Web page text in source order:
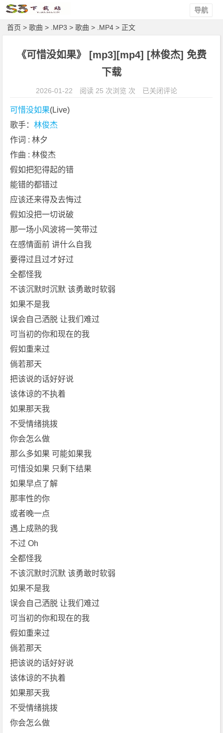
导航
首页 >歌曲 > .MP3 >歌曲 > .MP4 > 正文
《可惜没如果》 [mp3][mp4] [林俊杰] 免费
下载
2026-01-22 阅读 25 次浏览 次
《可
已关闭评论
可惜没如果(Live)
歌手：林俊杰
作词 : 林夕
作曲 : 林俊杰
假如把犯得起的错
能错的都错过
应该还来得及去悔过
假如没把一切说破
那一场小风波将一笑带过
在感情面前 讲什么自我
要得过且过才好过
全都怪我
不该沉默时沉默 该勇敢时软弱
如果不是我
误会自己洒脱 让我们难过
可当初的你和现在的我
假如重来过
倘若那天
把该说的话好好说
该体谅的不执着
如果那天我
不受情绪挑拨
你会怎么做
那么多如果 可能如果我
可惜没如果 只剩下结果
如果早点了解
那率性的你
或者晚一点
遇上成熟的我
不过 Oh
全都怪我
不该沉默时沉默 该勇敢时软弱
如果不是我
误会自己洒脱 让我们难过
可当初的你和现在的我
假如重来过
倘若那天
把该说的话好好说
该体谅的不执着
如果那天我
不受情绪挑拨
你会怎么做